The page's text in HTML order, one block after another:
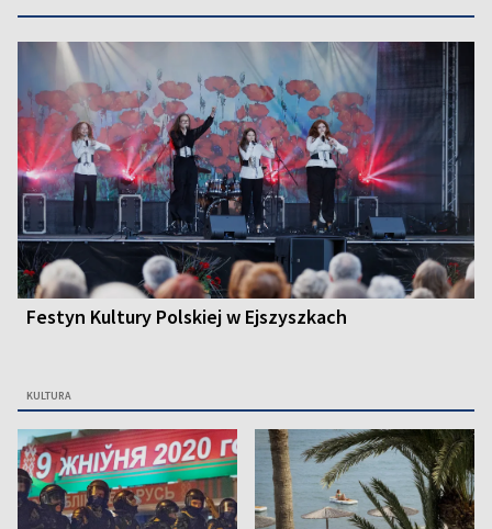
Festyn Kultury Polskiej w Ejszyszkach
KULTURA